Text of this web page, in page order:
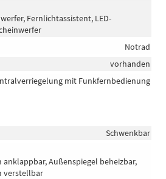
Fernlichtassistent, LED-
Notrad
vorhanden
mit Funkfernbedienung
Schwenkbar
Außenspiegel beheizbar,
verstellbar